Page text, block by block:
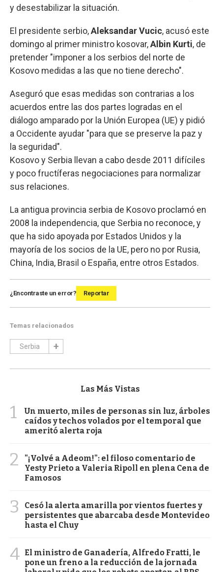
y desestabilizar la situación.
El presidente serbio,Aleksandar Vucic, acusó este
domingo al primer ministro kosovar,Albin Kurti, de
pretender "imponer a los serbios del norte de
Kosovo medidas a las que no tiene derecho".
Aseguró que esas medidas son contrarias a los
acuerdos entre las dos partes logradas en el
diálogo amparado por la Unión Europea (UE) y pidió
a Occidente ayudar "para que se preserve la paz y
la seguridad".
Kosovo y Serbia llevan a cabo desde 2011 difíciles
y poco fructíferas negociaciones para normalizar
sus relaciones.
La antigua provincia serbia de Kosovo proclamó en
2008 la independencia, que Serbia no reconoce, y
que ha sido apoyada por Estados Unidos y la
mayoría de los socios de la UE, pero no por Rusia,
China, India, Brasil o España, entre otros Estados.
¿Encontraste un error? Reportar
Temas relacionados
Serbia
Las Más Vistas
1
Un muerto, miles de personas sin luz, árboles
caídos y techos volados por el temporal que
ameritó alerta roja
2
"¡Volvé a Adeom!": el filoso comentario de
Yesty Prieto a Valeria Ripoll en plena Cena de
Famosos
3
Cesó la alerta amarilla por vientos fuertes y
persistentes que abarcaba desde Montevideo
hasta el Chuy
4 El ministro de Ganadería, Alfredo Fratti, le
pone un freno a la reducción de la jornada